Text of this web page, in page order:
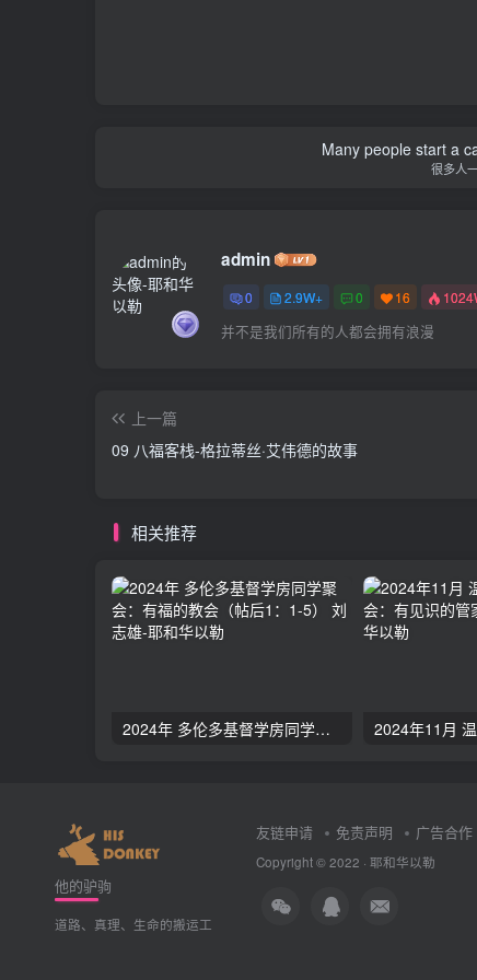
Many people start a
很多人
admin
0 2.9W+ 0 16
并不是我们所有的人都会拥有浪漫
上一篇
09 八福客栈-格拉蒂丝·艾伟德的故事
相关推荐
2024年 多伦多基督学房同学聚会：有福的教会（帖后1：1-5） 刘志雄
他的驴驹
道路、真理、生命的搬运工
友链申请 免责声明 广告合作
Copyright © 2022 · 耶和华以勒